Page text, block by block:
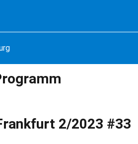
Brandenburg
2/2023 #33